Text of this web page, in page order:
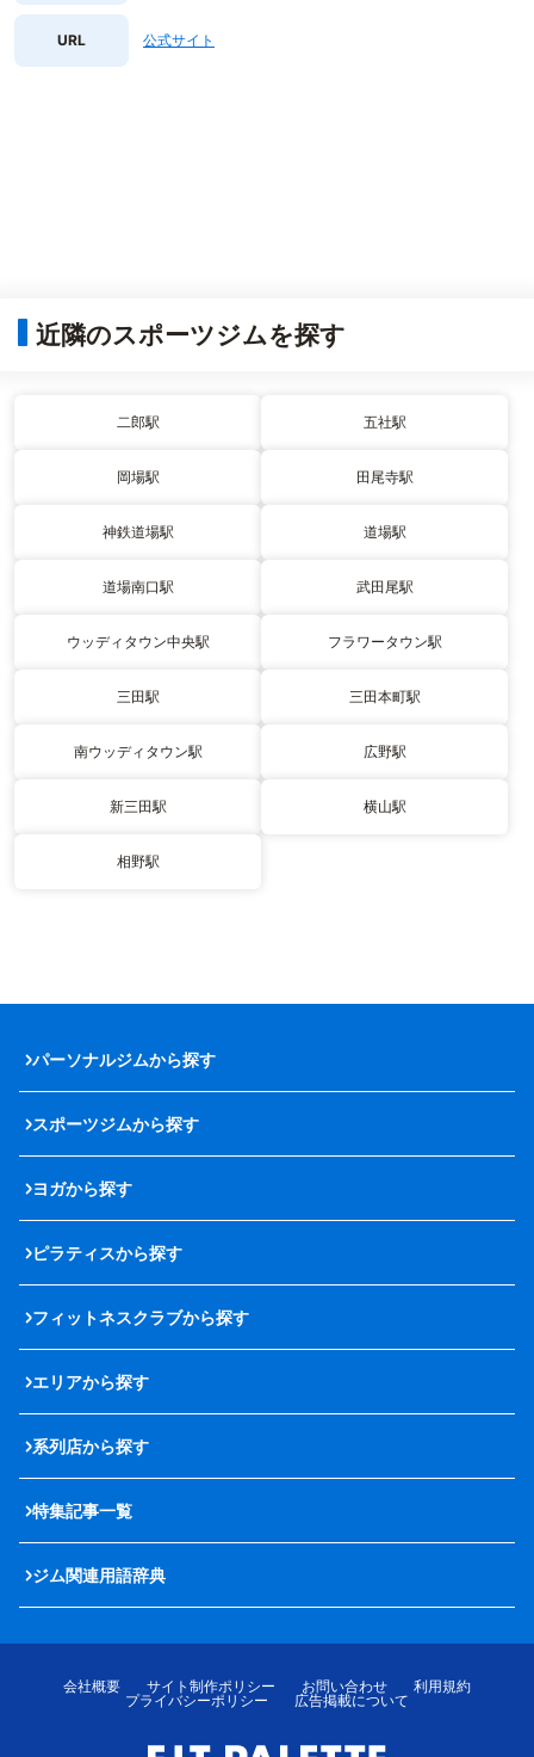
URL 公式サイト
近隣のスポーツジムを探す
二郎駅 五社駅
岡場駅 田尾寺駅
神鉄道場駅 道場駅
道場南口駅 武田尾駅
ウッディタウン中央駅 フラワータウン駅
三田駅 三田本町駅
南ウッディタウン駅 広野駅
新三田駅 横山駅
相野駅
パーソナルジムから探す
スポーツジムから探す
ヨガから探す
ピラティスから探す
フィットネスクラブから探す
エリアから探す
系列店から探す
特集記事一覧
ジム関連用語辞典
会社概要 サイト制作ポリシー お問い合わせ
利用規約
プライバシーポリシー
広告掲載について